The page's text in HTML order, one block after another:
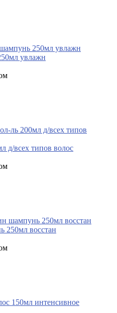
увлажн
д/всех типов волос
250мл восстан